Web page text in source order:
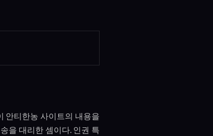
안티한농 사이트의 내용을
을 대리한 셈이다. 인권 특